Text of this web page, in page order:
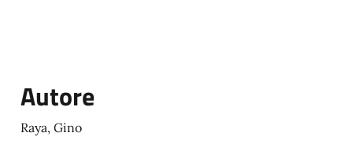
Autore
Raya, Gino